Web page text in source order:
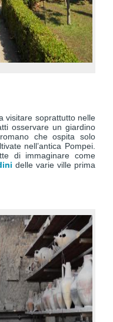
visitare soprattutto nelle
osservare un giardino
che ospita solo
nell’antica Pompei.
di immaginare come
delle varie ville prima